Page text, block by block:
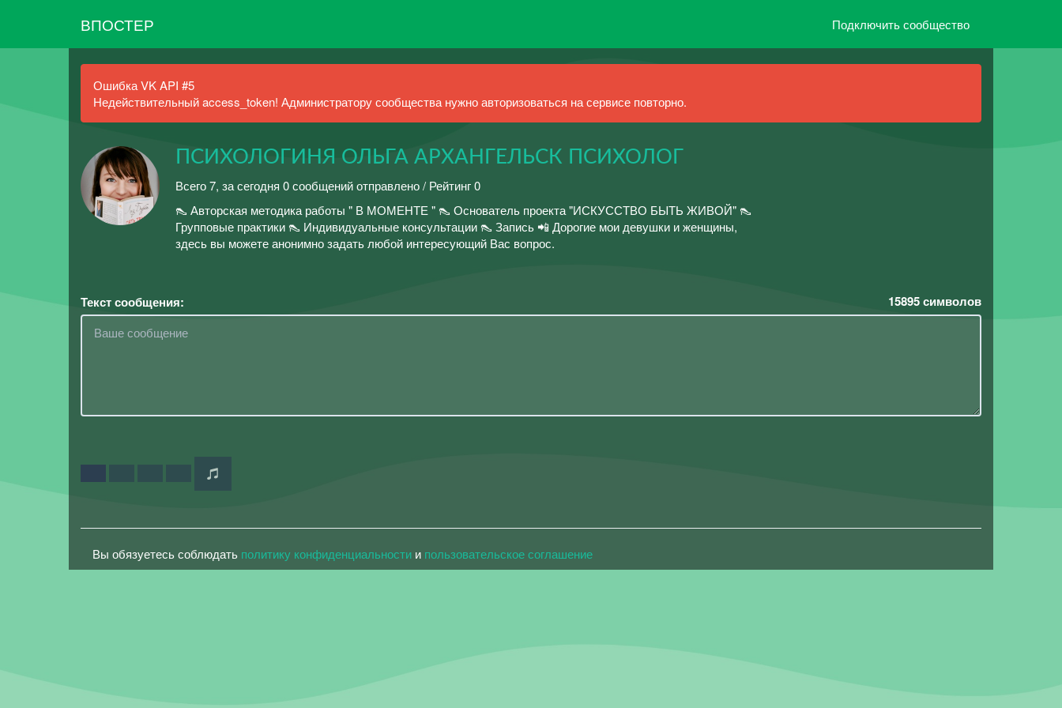
ВПОСТЕР Подключить сообщество
Ошибка VK API #5
Недействительный access_token! Администратору сообщества нужно авторизоваться на сервисе повторно.
ПСИХОЛОГИНЯ ОЛЬГА АРХАНГЕЛЬСК ПСИХОЛОГ
Всего 7, за сегодня 0 сообщений отправлено / Рейтинг 0
👠 Авторская методика работы " В МОМЕНТЕ " 👠 Основатель проекта "ИСКУССТВО БЫТЬ ЖИВОЙ" 👠
Групповые практики 👠 Индивидуальные консультации 👠 Запись 📲 Дорогие мои девушки и женщины,
здесь вы можете анонимно задать любой интересующий Вас вопрос.
Текст сообщения: 15895символов
Вы обязуетесь соблюдать политику конфиденциальности и пользовательское соглашение